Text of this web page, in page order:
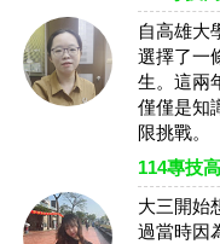
自高雄大
選擇了一
生。這兩
僅僅是知
限挑戰。
114專技
大三開始
過當時因